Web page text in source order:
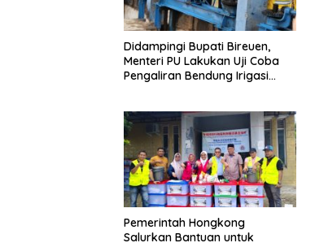
Didampingi Bupati Bireuen,
Menteri PU Lakukan Uji Coba
Pengaliran Bendung Irigasi
Pemerintah Hongkong
Salurkan Bantuan untuk